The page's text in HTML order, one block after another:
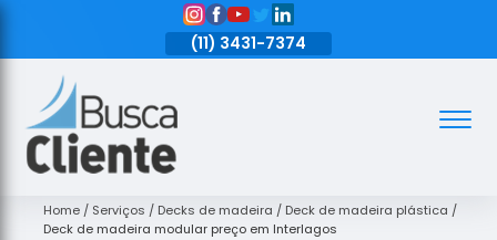
(11) 3431-7374
Assoalhos
de Madeira
Home Serviços Decks de madeira
Deck de madeira plástica
Deck de madeira modular preço em Interlagos